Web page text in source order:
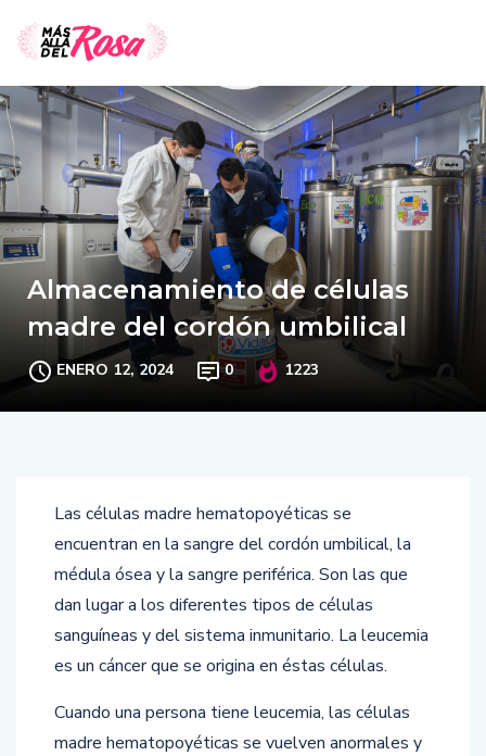
Almacenamiento de células
madre del cordón umbilical
ENERO 12, 2024 0 1223
Las células madre hematopoyéticas se
encuentran en la sangre del cordón umbilical, la
médula ósea y la sangre periférica. Son las que
dan lugar a los diferentes tipos de células
sanguíneas y del sistema inmunitario. La leucemia
es un cáncer que se origina en éstas células.
Cuando una persona tiene leucemia, las células
madre hematopoyéticas se vuelven anormales y